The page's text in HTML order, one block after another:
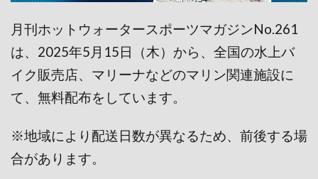
月刊ホットウォータースポーツマガジンNo.261
は、2025年5月15日（木）から、全国の水上バ
イク販売店、マリーナなどのマリン関連施設に
て、無料配布をしています。
※地域により配送日数が異なるため、前後する場
合があります。